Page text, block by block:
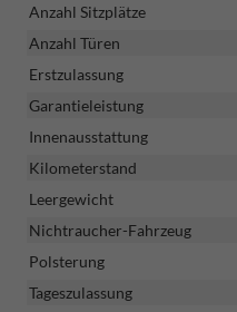
Anzahl Sitzplätze
Anzahl Türen
Erstzulassung
Garantieleistung
Innenausstattung
Kilometerstand
Leergewicht
Nichtraucher-Fahrzeug
Polsterung
Tageszulassung